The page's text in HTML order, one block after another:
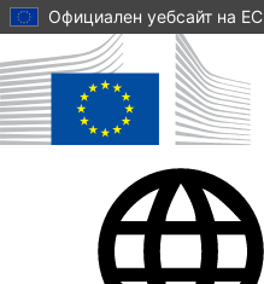
Skip to main content
Официален уебсайт на ЕС